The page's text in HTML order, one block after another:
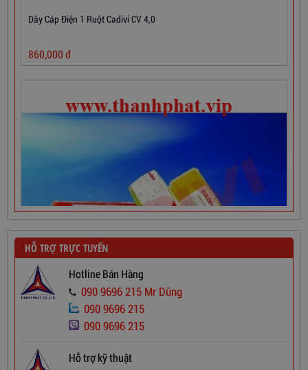
Dây Cáp Điện 1 Ruột Cadivi CV 2,5
HỖ TRỢ TRỰC TUYẾN
Hotline Bán Hàng
090 9696 215 Mr Dũng
090 9696 215
090 9696 215
Hỗ trợ kỹ thuật